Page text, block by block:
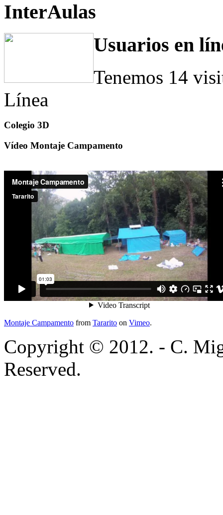
InterAulas
Usuarios en
Tenemos 14
Línea
Colegio 3D
Vídeo Montaje Campamento
Montaje Campamento from Tararito on Vimeo.
Copyright © 2012. - C.
Reserved.